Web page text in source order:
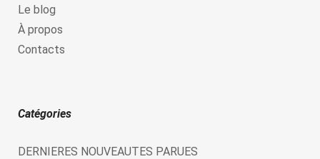
Le blog
À propos
Contacts
Catégories
DERNIERES NOUVEAUTES PARUES